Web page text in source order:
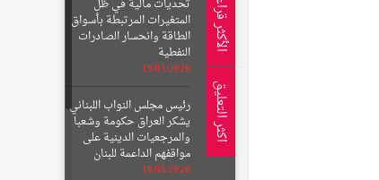
تحديات مالية في ظل
المتغيرات المرتبطة بأسواق
الطاقة وانحسار الصادرات
النفطية
19/05/2026
رئيس مجلس النواب اللبناني
يشكر العراق حكومة وشعبا
والمرجعيات الدينية على
مواقفهم الداعمة للبنان
19/05/2026
الأكثر قراءة
اكثر التعليق